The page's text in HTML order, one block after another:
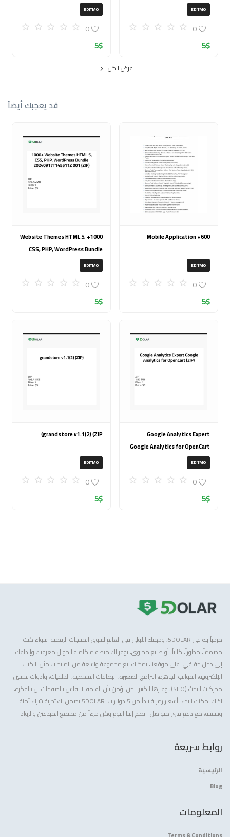
(ZIP)
EDITMO
0
5$
(ZIP)
EDITMO
0
5$
عرض الكل
قد يعجبك أيضاً
600+ Mobile Application
EDITMO
0
5$
1000+ Website Themes HTML 5,
CSS, PHP, WordPress Bundle
20240917T145511Z 001 (ZIP)
EDITMO
0
5$
Google Analytics Expert
Google Analytics for OpenCart
(ZIP)
EDITMO
0
5$
grandstore v1.1(2) (ZIP)
EDITMO
0
5$
مرحباً بك في 5DOLAR، وجهتك الأولى في العالم لسوق المنتجات الرقمية. سواء كنت
مصمماً، مطوراً، كاتباً، أو صانع محتوى، نوفر لك منصة متكاملة لتحويل معرفتك وإبداعك
إلى دخل حقيقي. على موقعنا، يمكنك بيع مجموعة واسعة من المنتجات مثل: الكتب
الإلكترونية، القوالب الجاهزة، البرامج الصغيرة، البطاقات الشخصية، الخلفيات، وأدوات تحسين
محركات البحث (SEO)، وغيرها الكثير. نحن نؤمن بأن القيمة لا تقاس بالصفحات بل بالفكرة،
لذلك يمكنك البدء بأسعار رمزية تبدأ من 5 دولارات. 5DOLAR يضمن لك تجربة شراء آمنة
وسلسة، مع دعم فني متواصل. انضم إلينا اليوم وكن جزءاً من مجتمع المبدعين والرواد.
روابط سريعة
الرئيسية
Blog
المعلومات